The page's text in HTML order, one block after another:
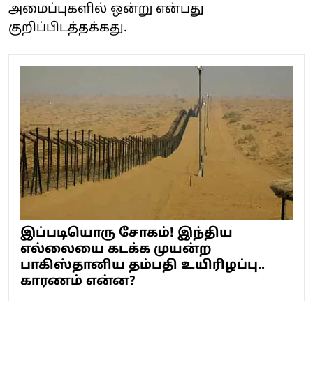
அமைப்புகளில் ஒன்று என்பது
குறிப்பிடத்தக்கது.
இப்படியொரு சோகம்! இந்திய
எல்லையை கடக்க முயன்ற
பாகிஸ்தானிய தம்பதி உயிரிழப்பு..
காரணம் என்ன?